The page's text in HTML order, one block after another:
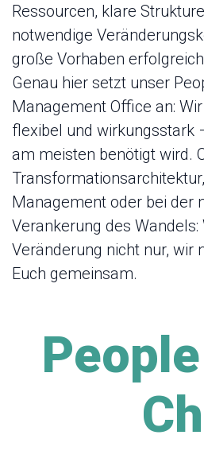
Ressourcen, klare
notwendige
große Vorhaben
Genau hier setzt unser
Management Office an:
flexibel und wirkungsstark
am meisten benötigt wird.
Management oder bei der
Verankerung des
Veränderung nicht nur, wir
Euch gemeinsam.